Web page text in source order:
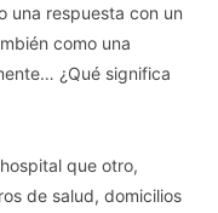
una respuesta con un
como una
¿Qué significa
que otro,
de salud, domicilios